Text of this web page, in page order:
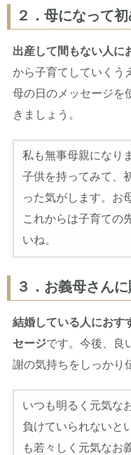
２．母になって
出産して間もない人に
から子育てしていくう
母の日のメッセージを
きましょう。
私も無事母親になり
子供を持ってみて、
った気がします。お
これからは子育ての
いね。
３．お義母さん
結婚している人におす
セージです。今後、良
謝の気持ちをしっかり
いつも明るく元気な
負けていられないと
も若々しく元気なお